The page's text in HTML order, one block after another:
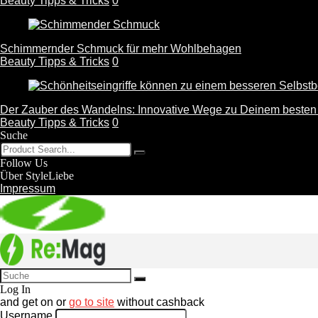
Schimmernder Schmuck für mehr Wohlbehagen
Beauty Tipps & Tricks 0
Der Zauber des Wandelns: Innovative Wege zu Deinem
Beauty Tipps & Tricks 0
Suche
Follow Us
Über StyleLiebe
Impressum
Log In
and geton or go to site without cashback
Username